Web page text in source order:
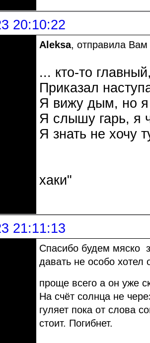
20:10:22
Aleksa, отправила
... кто-то
Приказал
Я вижу дым, но
Я слышу гарь, я
Я знать не хочу
хаки"
21:11:13
Спасибо будем мяско
давать не особо
проще всего а он уже
На счёт солнца не
гуляет пока от слова
стоит. Погибнет.